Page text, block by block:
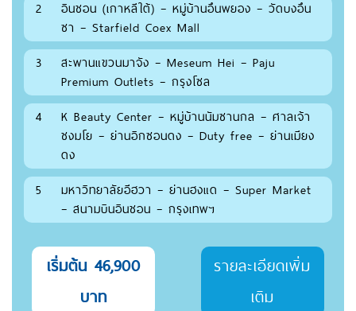
2
อินชอน (เกาหลีใต้) – หมู่บ้านอึนพยอง – วัดบงอึน
ซา – Starfield Coex Mall
3
สะพานแขวนมาจัง – Meseum Hei – Paju
Premium Outlets – กรุงโซล
4
K Beauty Center – หมู่บ้านนัมซานกล – ศาลเจ้า
ชงมโย – ย่านอิกซอนดง – Duty free – ย่านเมียง
ดง
5
มหาวิทยาลัยอีฮวา – ย่านฮงแด – Super Market
– สนามบินอินชอน – กรุงเทพฯ
เริ่มต้น 46,900
บาท
รายละเอียดเพิ่ม
เติม